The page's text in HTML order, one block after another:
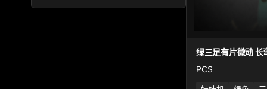
绿三足有片微动 长
PCS